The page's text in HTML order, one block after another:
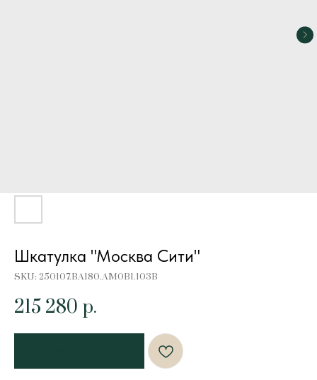
Шкатулка "Москва Сити"
SKU: 250107.BA180.AM0B1.103B
215 280 р.